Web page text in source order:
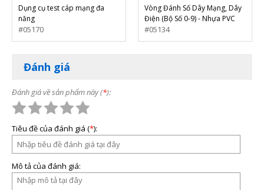
Dụng cụ test cáp mạng đa
năng
05170
Vòng Đánh Số Dây Mạng, Dây
Điện (Bộ Số 0-9) - Nhựa PVC
Mềm Dẻo
05134
Đánh giá
Đánh giá về sản phẩm này (*):
Tiêu đề của đánh giá (*):
Mô tả của đánh giá: